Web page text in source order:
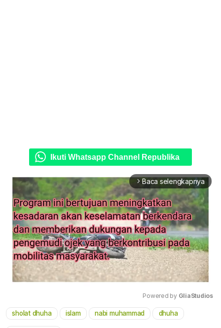
Ikuti Whatsapp Channel Republika
arrow_forward_ios Baca selengkapnya
Mute
Powered by GliaStudios
sholat dhuha islam nabi muhammad dhuha